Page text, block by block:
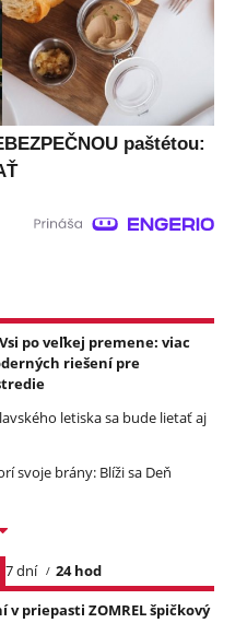
paštétou:
po veľkej premene: viac
riešení pre
letiska sa bude lietať aj
svoje brány: Blíži sa Deň
7 dní
24 hod
priepasti ZOMREL špičkový